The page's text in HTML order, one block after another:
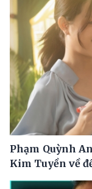
Phạm Quỳnh
Kim Tuyền về